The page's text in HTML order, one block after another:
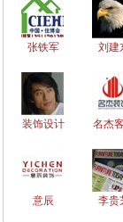
张铁军 刘建
装饰设计 名杰
意辰 李贵